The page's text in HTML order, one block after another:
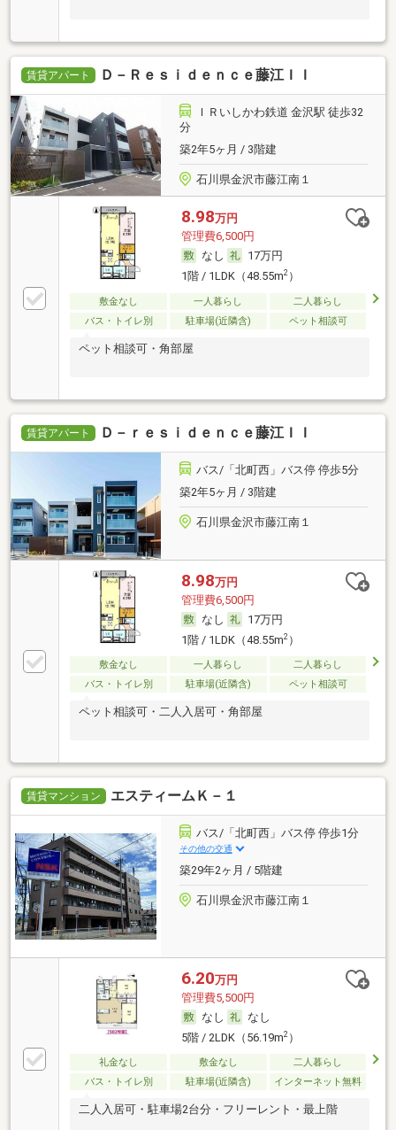
賃貸アパート Ｄ－Ｒｅｓｉｄｅｎｃｅ藤江ＩＩ
ＩＲいしかわ鉄道 金沢駅 徒歩32
分
築2年5ヶ月 / 3階建
石川県金沢市藤江南１
8.98万円
管理費6,500円
なし
17万円
1階 / 1LDK（48.55m2）
敷金なし 一人暮らし
二人暮らし
バス・トイレ別
駐車場(近隣含) ペット相談可
ペット相談可・角部屋
賃貸アパート Ｄ－ｒｅｓｉｄｅｎｃｅ藤江ＩＩ
バス/「北町西」バス停 停歩5分
築2年5ヶ月 / 3階建
石川県金沢市藤江南１
8.98万円
管理費6,500円
なし
17万円
1階 / 1LDK（48.55m2）
敷金なし 一人暮らし
二人暮らし
バス・トイレ別
駐車場(近隣含) ペット相談可
ペット相談可・二人入居可・角部屋
賃貸マンション エスティームＫ－１
バス/「北町西」バス停 停歩1分
その他の交通
築29年2ヶ月 / 5階建
石川県金沢市藤江南１
6.20万円
管理費5,500円
なし
なし
5階 / 2LDK（56.19m2）
礼金なし 敷金なし
二人暮らし
バス・トイレ別
駐車場(近隣含) インターネット無料
二人入居可・駐車場2台分・フリーレント・最上階